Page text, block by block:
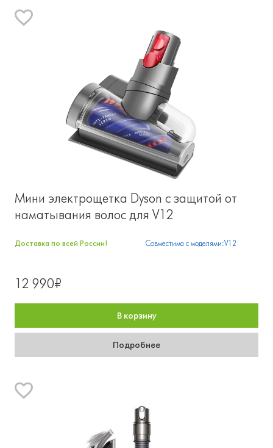
Мини электрощетка Dyson с защитой от
наматывания волос для V12
Доставка по всей России! Совместима с моделями:V12
12 990₽
В корзину
Подробнее